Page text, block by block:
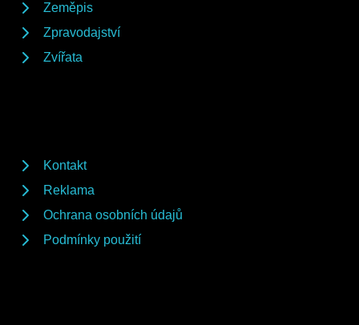
Zeměpis
Zpravodajství
Zvířata
Kontakt
Reklama
Ochrana osobních údajů
Podmínky použití